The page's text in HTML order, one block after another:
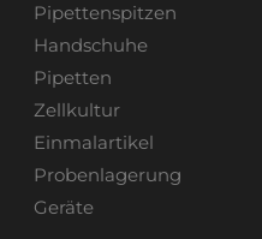
Pipettenspitzen
Handschuhe
Pipetten
Zellkultur
Einmalartikel
Probenlagerung
Geräte